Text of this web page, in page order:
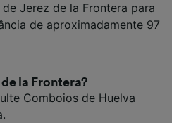
Jerez de la Frontera para
de aproximadamente 97
la Frontera?
Comboios de Huelva
.